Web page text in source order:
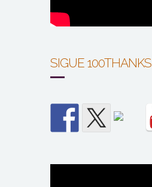
SIGUE 100THANKS